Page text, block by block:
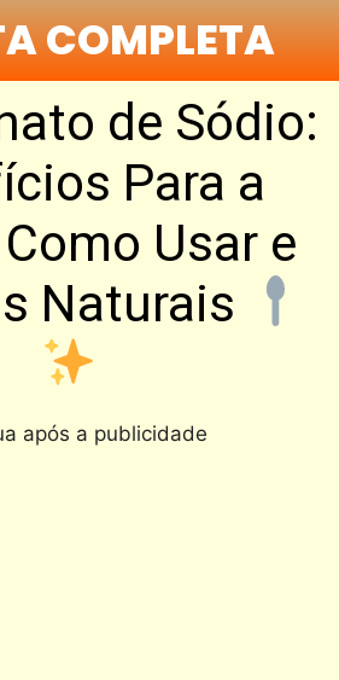
COMPLETA
de Sódio:
Para a
Usar e
Naturais
após a publicidade